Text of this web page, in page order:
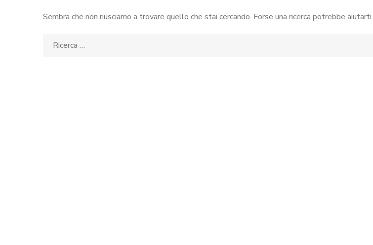
Sembra che non riusciamo a trovare quello che stai cercando. Forse una ricerca potrebbe aiutarti.